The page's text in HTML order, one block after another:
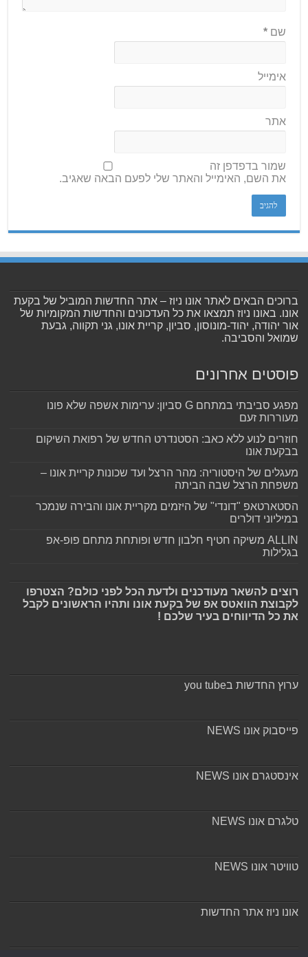
שם*
אימייל
אתר
שמור בדפדפן זה
את השם, האימייל והאתר שלי לפעם הבאה שאגיב.
ברוכים הבאים לאתר אונו ניוז – אתר החדשות המוביל של בקעת
אונו. באונו ניוז תמצאו את כל העדכונים והחדשות המקומיות של
אור יהודה, יהוד-מונוסון, סביון, קריית אונו, גני תקווה, גבעת
שמואל והסביבה.
פוסטים אחרונים
מפגע סביבתי במתחם G סביון: ערימות אשפה שלא פונו
מעוררות זעם
חוזרים לנוע ללא כאב: הסטנדרט החדש של רפואת השיקום
בבקעת אונו
מעגלים של היסטוריה: מהר הרצל ועד שכונות קריית אונו –
משפחת הרצל שבה הביתה
הסטארטאפ "דונדי" של היזמים מקריית אונו והבירה שנמכר
במיליוני דולרים
ALLIN משיקה חטיף חלבון חדש ופותחת מתחם פופ-אפ
בגלילות
רוצים להשאר מעודכנים ולדעת הכל לפני כולם? הצטרפו
לקבוצת הוואטס אפ של בקעת אונו ותהיו הראשונים לקבל
את כל הדיווחים בעיר שלכם !
ערוץ החדשות בyou tube
פייסבוק אונו NEWS
אינסטגרם אונו NEWS
טלגרם אונו NEWS
טוויטר אונו NEWS
אונו ניוז אתר החדשות